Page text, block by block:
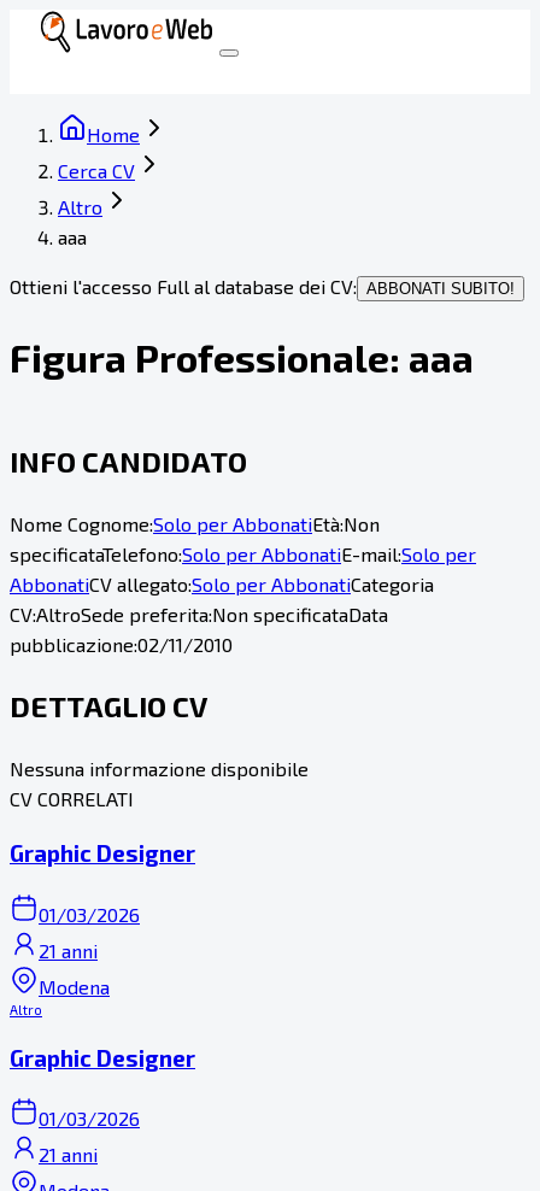
Home
Cerca CV
Altro
aaa
Ottieni l'accesso Full al database dei CV: ABBONATI SUBITO!
Figura Professionale: aaa
INFO CANDIDATO
Nome Cognome:Solo per AbbonatiEtà:Non
specificataTelefono:Solo per AbbonatiE-mail:Solo per
AbbonatiCV allegato:Solo per AbbonatiCategoria
CV:AltroSede preferita:Non specificataData
pubblicazione:02/11/2010
DETTAGLIO CV
Nessuna informazione disponibile
CV CORRELATI
Graphic Designer
01/03/2026
21 anni
Modena
Altro
Graphic Designer
01/03/2026
21 anni